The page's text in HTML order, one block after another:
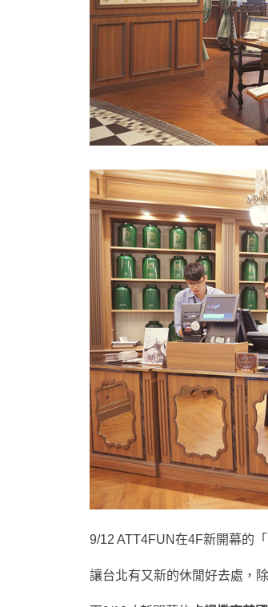
9/12 ATT4FUN在4F新開幕的
讓台北有又新的休閒好去處，